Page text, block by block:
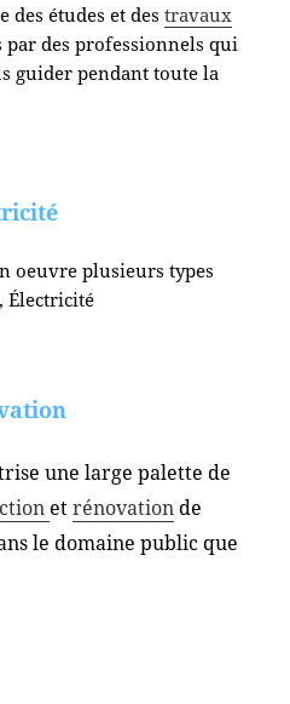
des études et destravaux
par des professionnels qui
guider pendant toute la
oeuvre plusieurs types
, Électricité
une large palette de
etrénovationde
le domaine public que